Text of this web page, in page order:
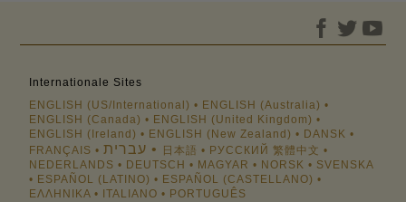
Internationale Sites
ENGLISH (US/International)
ENGLISH (Australia)
ENGLISH (Canada)
ENGLISH (United Kingdom)
ENGLISH (Ireland)
ENGLISH (New Zealand)
DANSK
FRANÇAIS
עברית 日本語 РУССКИЙ 繁體中文
NEDERLANDS
DEUTSCH MAGYAR NORSK
SVENSKA
ESPAÑOL (LATINO)
ESPAÑOL (CASTELLANO)
ΕΛΛΗΝΙΚA
ITALIANO PORTUGUÊS